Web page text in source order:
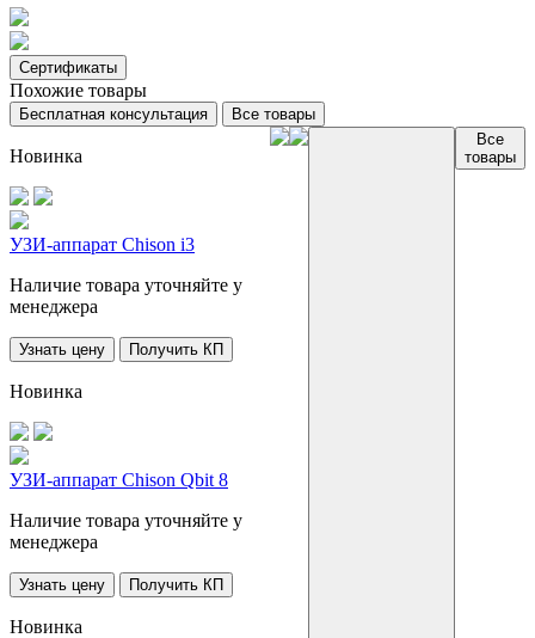
Сертификаты
Похожие товары
Бесплатная консультация Все товары
Новинка
УЗИ-аппарат Chison i3
Наличие товара уточняйте у
менеджера
Узнать цену Получить КП
Новинка
УЗИ-аппарат Chison Qbit 8
Наличие товара уточняйте у
менеджера
Узнать цену Получить КП
Новинка
Все
товары